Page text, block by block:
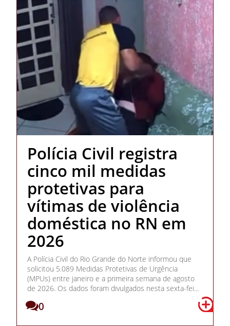
Polícia Civil registra
cinco mil medidas
protetivas para
vítimas de violência
doméstica no RN em
2026
A Polícia Civil do Rio Grande do Norte informou que
solicitou 5.089 Medidas Protetivas de Urgência
(MPUs) entre janeiro e a primeira semana de agosto
de 2026. Os dados foram divulgados nesta sexta-fei...
0